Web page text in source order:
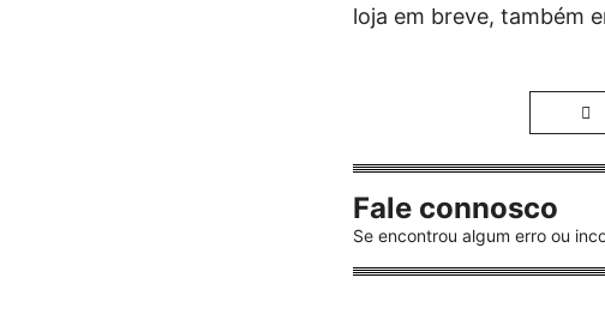
loja em breve, também
Fale connosco
Se encontrou algum erro ou